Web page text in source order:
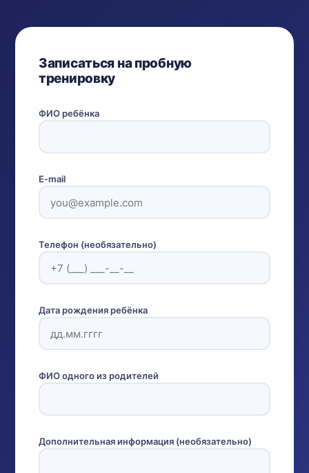
Записаться на пробную
тренировку
ФИО ребёнка
E-mail
Телефон (необязательно)
Дата рождения ребёнка
ФИО одного из родителей
Дополнительная информация (необязательно)